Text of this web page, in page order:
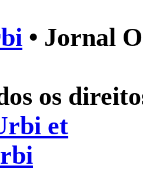
• Jornal
os